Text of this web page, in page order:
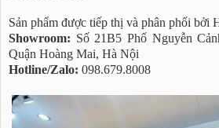
Sản phẩm được tiếp thị và phân phối bởi
Showroom: Số 21B5 Phố Nguyễn
Quận Hoàng Mai, Hà Nội
Hotline/Zalo: 098.679.8008